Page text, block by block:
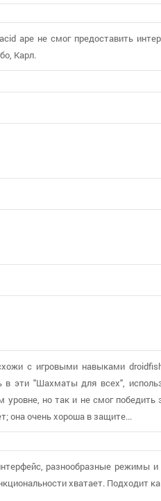
ape не смог предоставить
Карл.
с игровыми навыками
в эти "Шахматы для всех",
но так и не смог победить
она очень хороша в защите...
разнообразные режимы и
хватает. Подходит